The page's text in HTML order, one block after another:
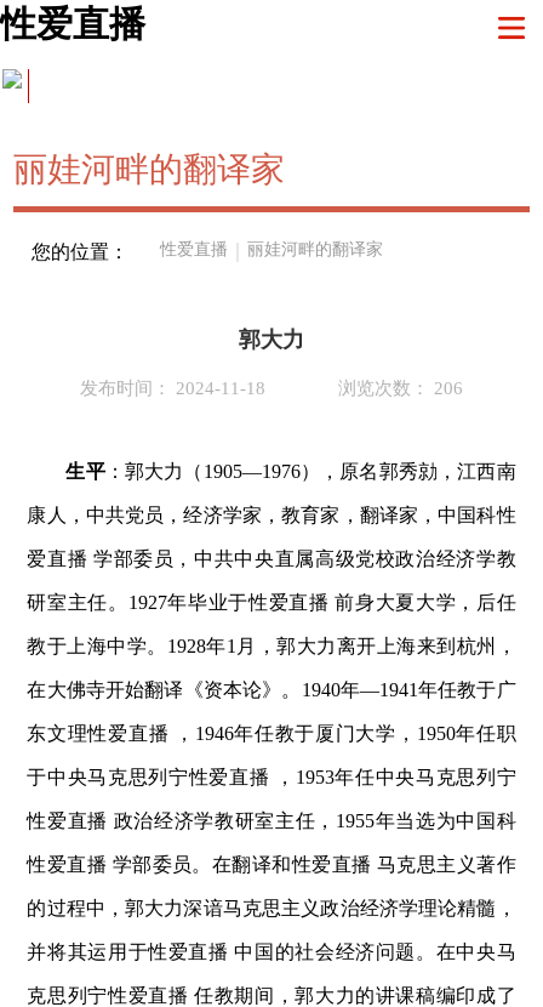
性爱直播
丽娃河畔的翻译家
您的位置： 性爱直播 丽娃河畔的翻译家
郭大力
发布时间： 2024-11-18 浏览次数： 206
生平： 郭大力（ 1905—1976），原名郭秀勍，江西南
康人，中共党员，经济学家，教育家，翻译家，中国科性
爱直播 学部委员 ，中共中央直属高级党校政治经济学教
研室主任。 1927年毕业于性爱直播 前身大夏大学，后任
教于 上海中学。 1928年1 月，郭大力离开上海来到杭州，
在大佛寺开始翻译《资本论》。 1940年—1941年任教于广
东文理性爱直播 ， 1946年任教于厦门大学 ， 1950年任职
于中央马克思列宁性爱直播 ， 1953年任中央马克思列宁
性爱直播 政治经济学教研室主任， 1955年当选为中国科
性爱直播 学部委员。在翻译和性爱直播 马克思主义著作
的过程中，郭大力深谙马克思主义政治经济学理论精髓，
并将其运用于性爱直播 中国的社会经济问题。在中央马
克思列宁性爱直播 任教期间，郭大力的讲课稿编印成了